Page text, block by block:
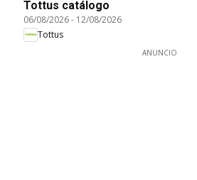
Tottus catálogo
06/08/2026- 12/08/2026
Tottus
ANUNCIO